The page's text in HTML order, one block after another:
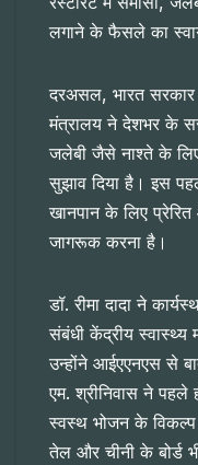
लगाने के फैसले का
दरअसल, भारत सरकार
मंत्रालय ने देशभर के
जलेबी जैसे नाश्ते के लिए
सुझाव दिया है। इस
खानपान के लिए प्रेरित
जागरूक करना है।
डॉ. रीमा दादा ने
संबंधी केंद्रीय
उन्होंने आईएएनएस से
एम. श्रीनिवास ने
स्वस्थ भोजन के
तेल और चीनी के बोर्ड